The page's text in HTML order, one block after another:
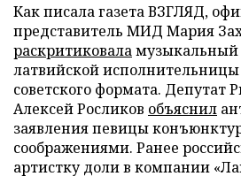
Как писала газета ВЗГЛЯД,
представитель МИД Мария
раскритиковаламузыкальный
латвийской
советского формата. Депутат
Алексей Росликов объяснил
заявления певицы
соображениями. Ранее
артистку доли в компании